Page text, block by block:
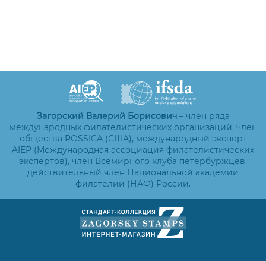
Загорский Валерий Борисович– член ряда
международных филателистических организаций, член
общества ROSSICA (США), международный эксперт
AIEP (Международная ассоциация филателистических
экспертов), член Всемирного клуба петербуржцев,
действительный член Национальной академии
филателии (НАФ) России.